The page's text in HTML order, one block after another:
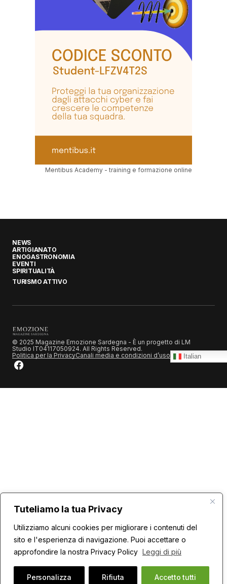
Tuteliamo la tua Privacy
Utilizziamo alcuni cookies per migliorare i contenuti del
sito e l'esperienza di navigazione. Puoi accettare o
approfondire la nostra Privacy Policy Leggi di più
Personalizza Rifiuta Accetto tutti
Mentibus Academy - training e formazione online
NEWS
ARTIGIANATO
ENOGASTRONOMIA
EVENTI
SPIRITUALITÀ
TURISMO ATTIVO
© 2025 Magazine Emozione Sardegna - È un progetto di LM
Studio IT04117050924. All Rights Reserved.
Politica per la PrivacyCanali media e condizioni d’uso Italian